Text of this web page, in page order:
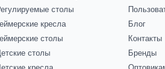
столы
кресла
столы
столы
Блог
Контакты
Бренды